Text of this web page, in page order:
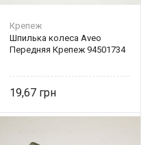
Крепеж
Шпилька колеса Aveo
Передняя Крепеж 94501734
19,67